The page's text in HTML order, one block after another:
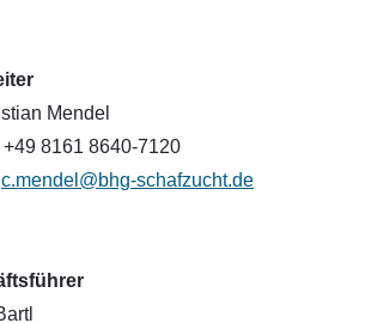
Mendel
+49 8161 8640-7120
c.mendel@bhg-schafzucht.de